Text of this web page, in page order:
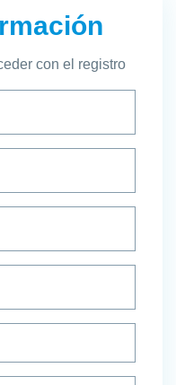
con el registro